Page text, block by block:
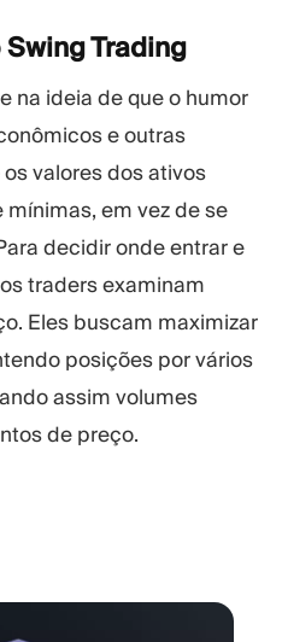
SwingTrading
na ideia de que o humor
e outras
valores dos ativos
em vez de se
decidir onde entrar e
traders examinam
Eles buscam maximizar
posições por vários
assim volumes
de preço.